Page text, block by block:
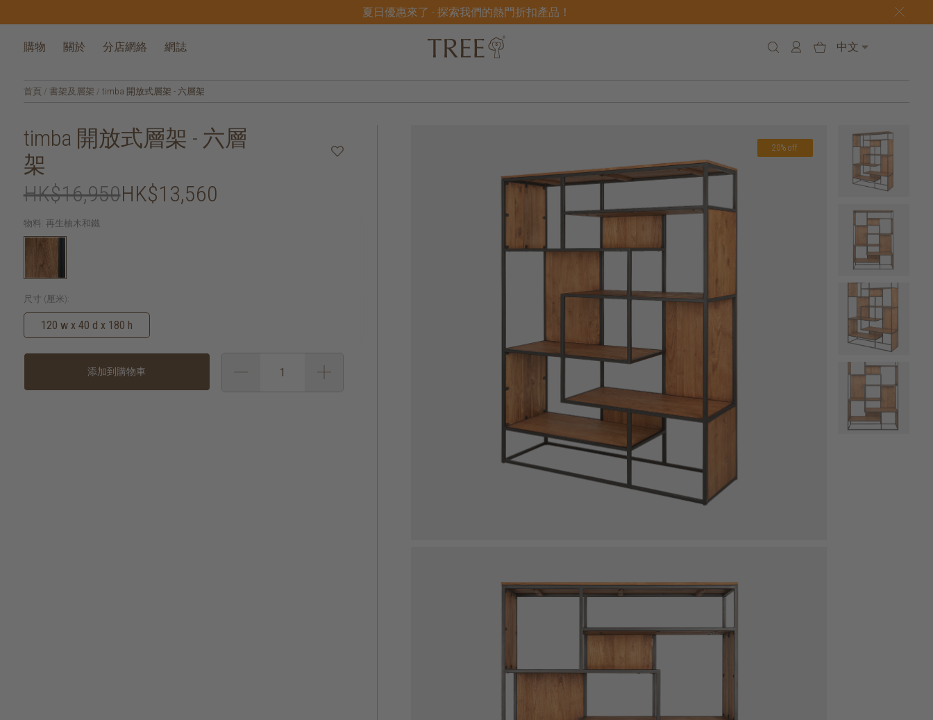
夏日優惠來了 - 探索我們的熱門折扣產品！
購物 關於 分店網絡 網誌 中文
首頁 / 書架及層架 / timba 開放式層架 - 六層架
20% off
timba 開放式層架 - 六層
架
HK$16,950HK$13,560
物料: 再生柚木和鐵
尺寸 (厘米):
120 w x 40 d x 180 h
添加到購物車